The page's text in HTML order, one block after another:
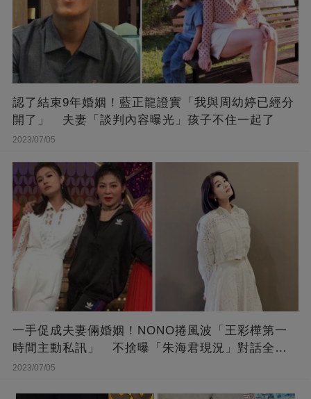
認了結束9年婚姻！藍正龍證實「我與周幼婷已經分
開了」 夫妻「談判內容曝光」孩子不住一起了
2023/07/05
一手促成夫妻倆婚姻！NONO捲風波「王彩樺第一
時間主動私訊」 不捨曝「朱海君現況」對話全公
開
2023/07/05